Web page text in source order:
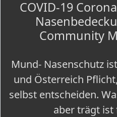
COVID-19
Community
Mund- Nasenschutz
und Österreich
selbst entscheiden.
aber trägt ist